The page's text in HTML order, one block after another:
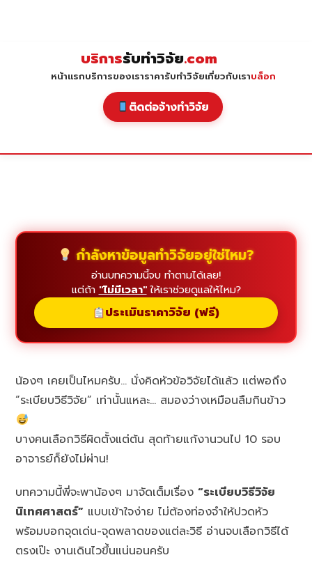
บริการรับทำวิจัย.com
หน้าแรกบริการของเราราคารับทำวิจัยเกี่ยวกับเราบล็อก
ติดต่อจ้างทำวิจัย
กำลังหาข้อมูลทำวิจัยอยู่ใช่ไหม?
อ่านบทความนี้จบ ทำตามได้เลย!
แต่ถ้า "ไม่มีเวลา"ให้เราช่วยดูแลให้ไหม?
ประเมินราคาวิจัย (ฟรี)
น้องๆ เคยเป็นไหมครับ… นั่งคิดหัวข้อวิจัยได้แล้ว แต่พอถึง
“ระเบียบวิธีวิจัย” เท่านั้นแหละ… สมองว่างเหมือนลืมกินข้าว
บางคนเลือกวิธีผิดตั้งแต่ต้น สุดท้ายแก้งานวนไป 10 รอบ
อาจารย์ก็ยังไม่ผ่าน!
บทความนี้พี่จะพาน้องๆ มาจัดเต็มเรื่อง“ระเบียบวิธีวิจัย
นิเทศศาสตร์” แบบเข้าใจง่าย ไม่ต้องท่องจำให้ปวดหัว
พร้อมบอกจุดเด่น-จุดพลาดของแต่ละวิธี อ่านจบเลือกวิธีได้
ตรงเป๊ะ งานเดินไวขึ้นแน่นอนครับ